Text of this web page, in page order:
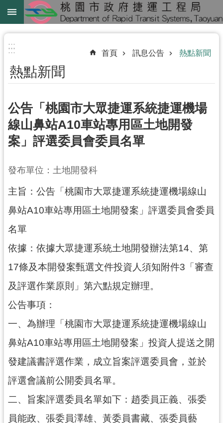
跳到主要內容區塊
綠
綠
延
中
鐵
路
地
化
進
階
尋
認
我
們
訊
公
告
業
:::
::: 首頁 訊息公告 熱點新聞
熱點新聞
公告「桃園市大眾捷運系統捷運機場
線山鼻站A10車站專用區土地開發
案」評選委員會委員名單
發布單位：土地開發科
主旨：公告「桃園市大眾捷運系統捷運機場線山
鼻站A10車站專用區土地開發案」評選委員會委員
名單
依據：依據大眾捷運系統土地開發辦法第14、第
17條及本開發案甄選文件投資人須知附件3「審查
及評選作業原則」第六點規定辦理。
公告事項：
一、為辦理「桃園市大眾捷運系統捷運機場線山
鼻站A10車站專用區土地開發案」投資人提送之開
發建議書評選作業，成立旨案評選委員會，並於
評選會議前公開委員名單。
二、旨案評選委員名單如下：趙委員正義、張委
員能政、張委員澤雄、黃委員書藏、張委員藝